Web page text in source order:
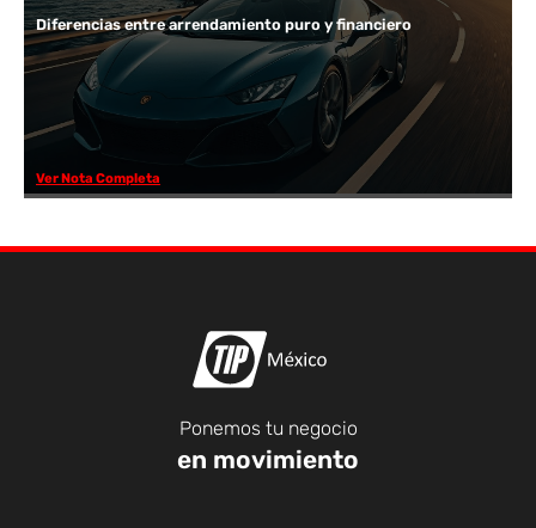
Diferencias entre arrendamiento puro y financiero
Ver Nota Completa
Ponemos tu negocio
en movimiento